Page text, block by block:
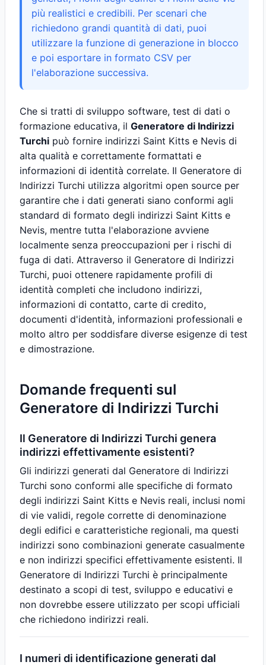
più realistici e credibili. Per scenari che
richiedono grandi quantità di dati, puoi
utilizzare la funzione di generazione in blocco
e poi esportare in formato CSV per
l'elaborazione successiva.
Che si tratti di sviluppo software, test di dati o
formazione educativa, il Generatore di Indirizzi
Turchi può fornire indirizzi Saint Kitts e Nevis di
alta qualità e correttamente formattati e
informazioni di identità correlate. Il Generatore di
Indirizzi Turchi utilizza algoritmi open source per
garantire che i dati generati siano conformi agli
standard di formato degli indirizzi Saint Kitts e
Nevis, mentre tutta l'elaborazione avviene
localmente senza preoccupazioni per i rischi di
fuga di dati. Attraverso il Generatore di Indirizzi
Turchi, puoi ottenere rapidamente profili di
identità completi che includono indirizzi,
informazioni di contatto, carte di credito,
documenti d'identità, informazioni professionali e
molto altro per soddisfare diverse esigenze di test
e dimostrazione.
Domande frequenti sul
Generatore di Indirizzi Turchi
Il Generatore di Indirizzi Turchi genera
indirizzi effettivamente esistenti?
Gli indirizzi generati dal Generatore di Indirizzi
Turchi sono conformi alle specifiche di formato
degli indirizzi Saint Kitts e Nevis reali, inclusi nomi
di vie validi, regole corrette di denominazione
degli edifici e caratteristiche regionali, ma questi
indirizzi sono combinazioni generate casualmente
e non indirizzi specifici effettivamente esistenti. Il
Generatore di Indirizzi Turchi è principalmente
destinato a scopi di test, sviluppo e educativi e
non dovrebbe essere utilizzato per scopi ufficiali
che richiedono indirizzi reali.
I numeri di identificazione generati dal